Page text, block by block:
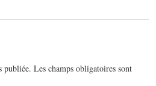
publiée. Les champs obligatoires sont